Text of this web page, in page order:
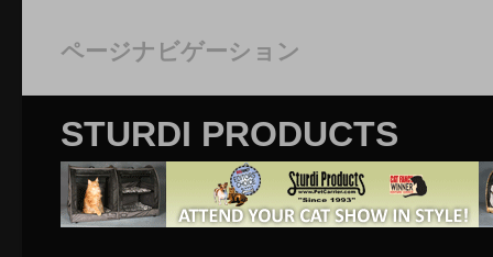
ページナビゲーション
STURDI PRODUCTS